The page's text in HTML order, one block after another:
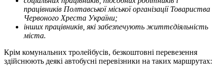
працівників Полтавської міської організації Товариства
Червоного Хреста України;
інших працівників, які забезпечують життєдіяльність
міста.
Крім комунальних тролейбусів, безкоштовні перевезення
здійснюють деякі автобусні перевізники на таких маршрутах: